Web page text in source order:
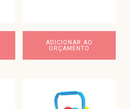
ADICIONAR AO
ORÇAMENTO